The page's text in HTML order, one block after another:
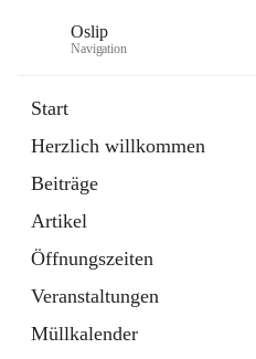
Oslip
Navigation
Start
Herzlich willkommen
Beiträge
Artikel
Öffnungszeiten
Veranstaltungen
Müllkalender